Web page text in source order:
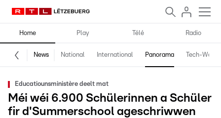
Home Play Télé Radio
News National International Panorama Tech-World
Educatiounsministère deelt mat
Méi wéi 6.900 Schülerinnen a Schüler
fir d'Summerschool ageschriwwen